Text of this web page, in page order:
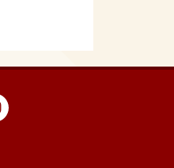
eventpeppers